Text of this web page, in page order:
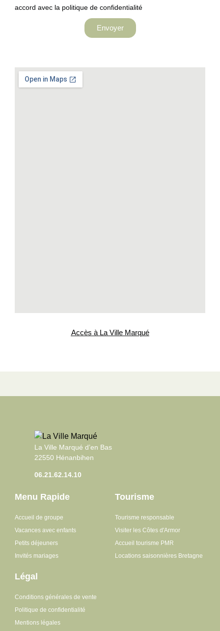
Accès à La Ville Marqué
accord avec la politique de confidentialité
Envoyer
La Ville Marqué d’en Bas
22550 Hénanbihen
06.21.62.14.10
Menu Rapide
Accueil de groupe
Vacances avec enfants
Petits déjeuners
Invités mariages
Tourisme
Tourisme responsable
Visiter les Côtes d'Armor
Accueil tourisme PMR
Locations saisonnières Bretagne
Légal
Conditions générales de vente
Politique de confidentialité
Mentions légales